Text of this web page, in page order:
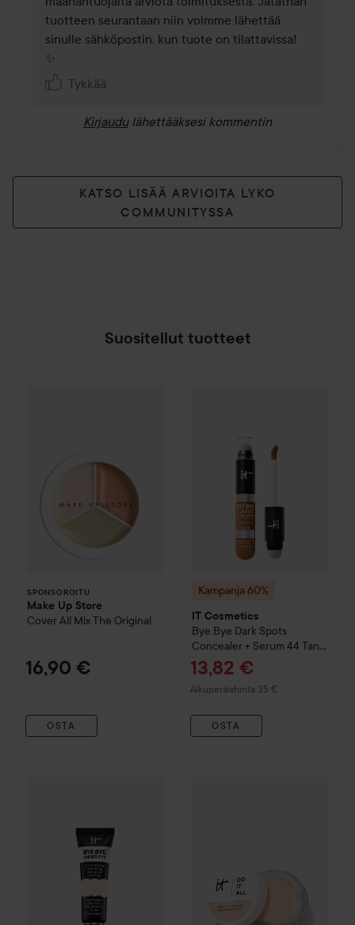
tuotteen seurantaan niin voimme lähettää
sinulle sähköpostin, kun tuote on tilattavissa!
✨
Tykkää
Kirjaudu lähettääksesi kommentin
KATSO LISÄÄ ARVIOITA LYKO
COMMUNITYSSA
Suositellut tuotteet
SPONSOROITU
Make Up Store
Cover All MixThe Original
16,90 €
OSTA
Kampanja 60%
IT Cosmetics
Bye Bye Dark Spots
Concealer + Serum44 Tan
Warm
Tarjoushinta
13,82 €
Alkuperäishinta 35 €
Normaali hinta 35 €
OSTA